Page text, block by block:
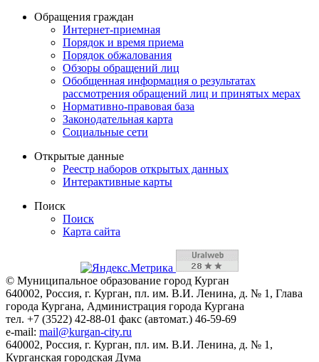
Обращения граждан
Интернет-приемная
Порядок и время приема
Порядок обжалования
Обзоры обращений лиц
Обобщенная информация о результатах
рассмотрения обращений лиц и принятых мерах
Нормативно-правовая база
Законодательная карта
Социальные сети
Открытые данные
Реестр наборов открытых данных
Интерактивные карты
Поиск
Поиск
Карта сайта
© Муниципальное образование город Курган
640002, Россия, г. Курган, пл. им. В.И. Ленина, д. № 1, Глава
города Кургана, Администрация города Кургана
тел. +7 (3522) 42-88-01 факс (автомат.) 46-59-69
e-mail: mail@kurgan-city.ru
640002, Россия, г. Курган, пл. им. В.И. Ленина, д. № 1,
Курганская городская Дума